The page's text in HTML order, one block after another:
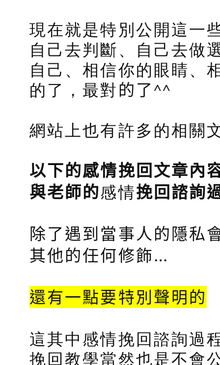
現在就是特別公開這一
自己去判斷、自己去做
自己、相信你的眼睛、
的了，最對的了^^
網站上也有許多的相關
以下的感情挽回文章內
與老師的感情挽回諮詢
除了遇到當事人的隱私
其他的任何修飾…
還有一點要特別聲明的
這其中感情挽回諮詢過
挽回教學當然也是不會